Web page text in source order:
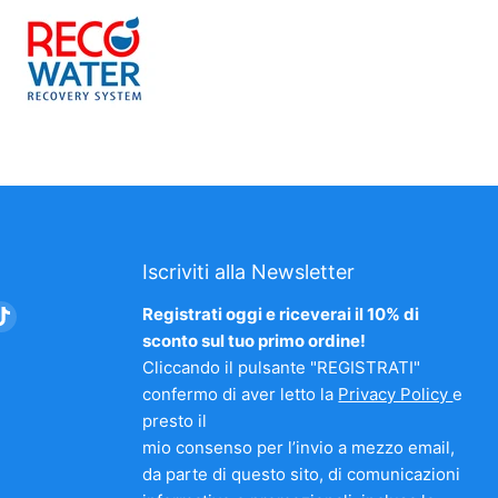
Trovaci
Iscriviti alla Newsletter
Registrati oggi e riceverai il 10% di
sconto sul tuo primo ordine!
Cliccando il pulsante "REGISTRATI"
confermo di aver letto la Privacy Policye
presto il
mio consenso per l’invio a mezzo email,
da parte di questo sito, di comunicazioni